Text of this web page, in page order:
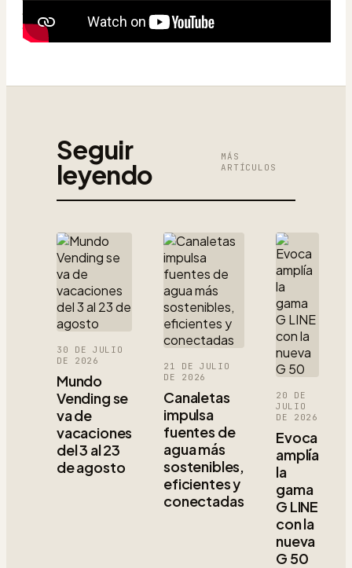
Seguir
leyendo
MÁS
ARTÍCULOS
30 DE JULIO
DE 2026
Mundo
Vending se
va de
vacaciones
del 3 al 23
de agosto
21 DE JULIO
DE 2026
Canaletas
impulsa
fuentes de
agua más
sostenibles,
eficientes y
conectadas
20 DE
JULIO
DE 2026
Evoca
amplía
la
gama
G LINE
con la
nueva
G 50